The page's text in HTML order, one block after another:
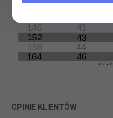
OPINIE KLIENTÓW